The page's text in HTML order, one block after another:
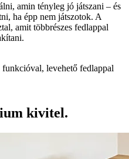
amin tényleg jó játszani – és
ha épp nem játszotok. A
amit többrészes fedlappal
kivitel.